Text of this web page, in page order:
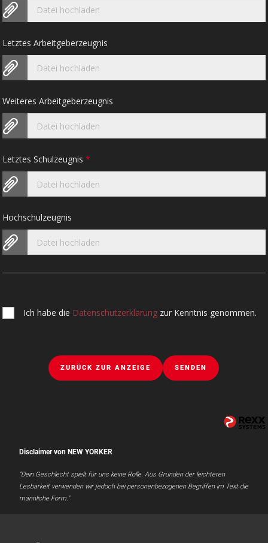
Datei hochladen
Letztes Arbeitgeberzeugnis
Datei hochladen
Weiteres Arbeitgeberzeugnis
Datei hochladen
Letztes Schulzeugnis*
Datei hochladen
Hochschulzeugnis
Datei hochladen
Ich habe die Datenschutzerklärung zur Kenntnis genommen.
ZURÜCK ZUR ANZEIGE SENDEN
Disclaimer von NEW YORKER
"Dein Geschlecht spielt für uns keine Rolle. Aus Gründen der leichteren
Lesbarkeit verwenden wir jedoch bei personenbezogenen Begriffen im Text die
männliche Form."